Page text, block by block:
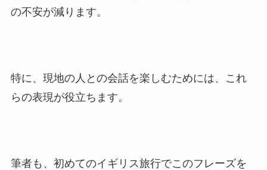
の不安が減ります。
特に、現地の人との会話を楽しむためには、これ
らの表現が役立ちます。
筆者も、初めてのイギリス旅行でこのフレーズを